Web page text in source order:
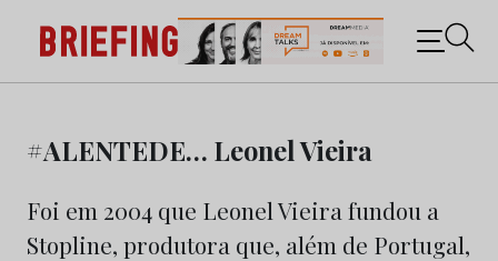
content
Briefing: Todas as notícias sobre os negócios do
Marketing e da Publicidade
#ALENTEDE… Leonel Vieira
Foi em 2004 que Leonel Vieira fundou a
Stopline, produtora que, além de Portugal,